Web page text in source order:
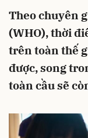
Theo chuyên
(WHO), thời
trên toàn thế
được, song
toàn cầu sẽ